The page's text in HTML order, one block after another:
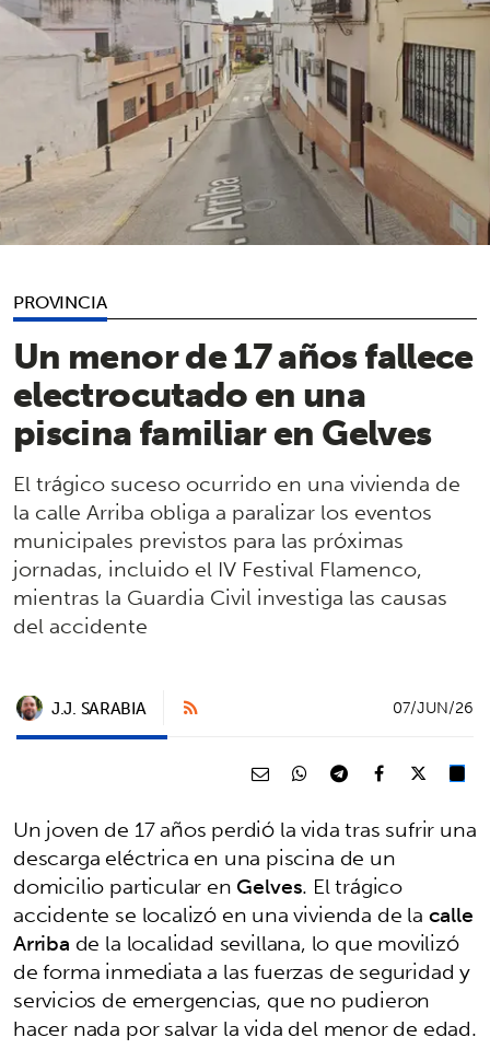
PROVINCIA
Un menor de 17 años fallece
electrocutado en una
piscina familiar en Gelves
El trágico suceso ocurrido en una vivienda de
la calle Arriba obliga a paralizar los eventos
municipales previstos para las próximas
jornadas, incluido el IV Festival Flamenco,
mientras la Guardia Civil investiga las causas
del accidente
J.J. SARABIA 07/JUN/26
Un joven de 17 años perdió la vida tras sufrir una
descarga eléctrica en una piscina de un
domicilio particular enGelves. El trágico
accidente se localizó en una vivienda de lacalle
Arriba de la localidad sevillana, lo que movilizó
de forma inmediata a las fuerzas de seguridad y
servicios de emergencias, que no pudieron
hacer nada por salvar la vida del menor de edad.